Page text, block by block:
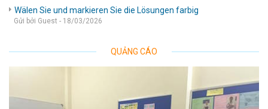
Wälen Sie und markieren Sie die Lösungen farbig
Gửi bởi Guest - 18/03/2026
QUẢNG CÁO